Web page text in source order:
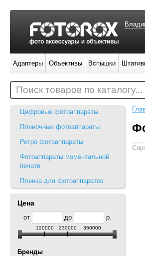
Цифровые фотоаппараты
Пленочные фотоаппараты
Ретро фотоаппараты
Фотоаппараты моментальной
печати
Пленка для фотоаппаратов
Цена
от до р.
120000 230000 350000
Бренды
Адаптеры Объективы Вспышки
Поиск товаров по каталогу...